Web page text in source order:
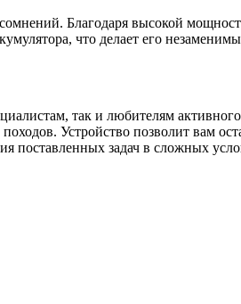
Благодаря высокой
что делает его
так и любителям
Устройство позволит вам
поставленных задач в сложных